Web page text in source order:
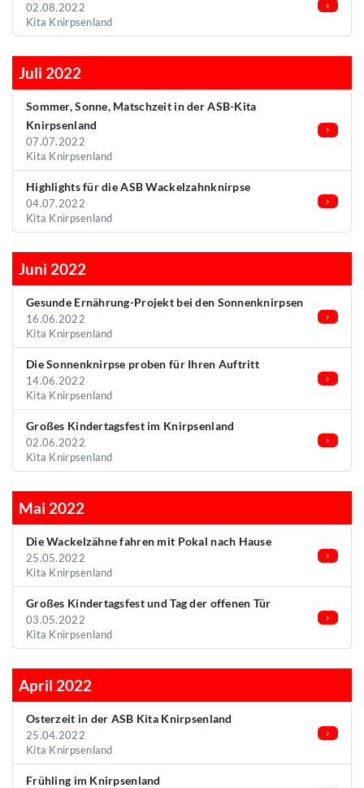
02.08.2022
Kita Knirpsenland
Juli 2022
Sommer, Sonne, Matschzeit in der ASB-Kita
Knirpsenland
07.07.2022
Kita Knirpsenland
Highlights für die ASB Wackelzahnknirpse
04.07.2022
Kita Knirpsenland
Juni 2022
Gesunde Ernährung-Projekt bei den Sonnenknirpsen
16.06.2022
Kita Knirpsenland
Die Sonnenknirpse proben für Ihren Auftritt
14.06.2022
Kita Knirpsenland
Großes Kindertagsfest im Knirpsenland
02.06.2022
Kita Knirpsenland
Mai 2022
Die Wackelzähne fahren mit Pokal nach Hause
25.05.2022
Kita Knirpsenland
Großes Kindertagsfest und Tag der offenen Tür
03.05.2022
Kita Knirpsenland
April 2022
Osterzeit in der ASB Kita Knirpsenland
25.04.2022
Kita Knirpsenland
Frühling im Knirpsenland